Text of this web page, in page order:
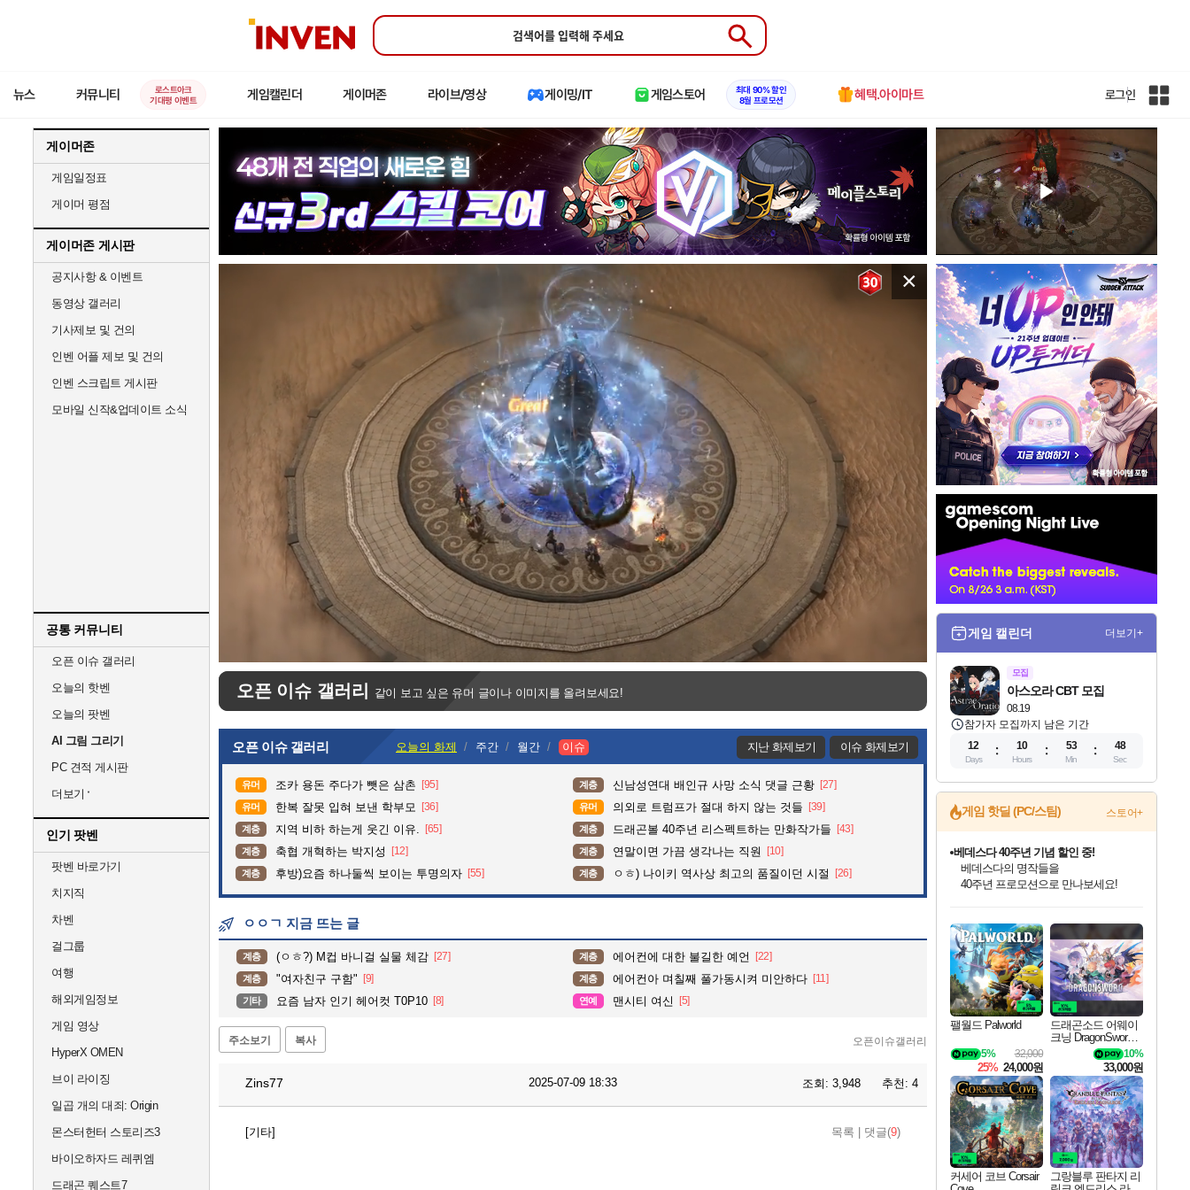
인
Submit
뉴스 커뮤니티
로스트아크
기대평 이벤트
게임캘린더 게이머존 라이브/영상 게이밍/IT 게임스토어
최대 90% 할인
8월 프로모션
혜택.아이마트 로그인
인
게이머존
게임일정표
게이머 평점
게이머존 게시판
공지사항 & 이벤트
동영상 갤러리
기사제보 및 건의
인벤 어플 제보 및 건의
인벤 스크립트 게시판
모바일 신작&업데이트 소식
공통 커뮤니티
오픈 이슈 갤러리
오늘의 핫벤
오늘의 팟벤
AI 그림 그리기
PC 견적 게시판
더보기
인기 팟벤
팟벤 바로가기
치지직
차벤
걸그룹
여행
해외게임정보
게임 영상
HyperX OMEN
브이 라이징
일곱 개의 대죄: Origin
몬스터헌터 스토리즈3
바이오하자드 레퀴엠
드래곤 퀘스트7
Loaded
0%
0%
×
오픈 이슈 갤러리 같이 보고 싶은 유머 글이나 이미지를 올려보세요!
오픈 이슈 갤러리 오늘의 화제 주간 월간 이슈 지난 화제보기 이슈 화제보기
유머 조카 용돈 주다가 뺏은 삼촌 [95] 계층 신남성연대 배인규 사망 소식 댓글 근황 [27]
유머 한복 잘못 입혀 보낸 학부모 [36] 유머 의외로 트럼프가 절대 하지 않는 것들 [39]
계층 지역 비하 하는게 웃긴 이유. [65] 계층 드래곤볼 40주년 리스펙트하는 만화작가들 [43]
계층 축협 개혁하는 박지성 [12] 계층 연말이면 가끔 생각나는 직원 [10]
계층 후방)요즘 하나둘씩 보이는 투명의자 [55] 계층 ㅇㅎ) 나이키 역사상 최고의 품질이던 시절 [26]
ㅇㅇㄱ 지금 뜨는 글
계층 (ㅇㅎ?) M컵 바니걸 실물 체감 [27] 계층 에어컨에 대한 불길한 예언 [22]
계층 "여자친구 구함" [9] 계층 에어컨아 며칠째 풀가동시켜 미안하다 [11]
기타 요즘 남자 인기 헤어컷 T0P10 [8] 연예 맨시티 여신 [5]
주소보기 복사 오픈이슈갤러리
Zins77 2025-07-09 18:33 조회: 3,948 추천: 4
[기타] 목록 댓글(9)
벤
게임 캘린더 더보기+
모집
08.19
아스오라 CBT 모집
참가자 모집까지 남은 기간
12
Days
10
Hours
53
Min
45
Sec
게임 핫딜 (PC/스팀) 스토어+
최대 90% 할인가를 만나보세요!
네이버혜택과 함께 만나보세요!
50%할인&추가 적립까지!
이니&베니 혜택까지!
네이버 혜택가와 함께 예약하세요!
할인&네이버혜택으로 만나보세요!
네이버페이 혜택과 만나보세요!
40주년 프로모션으로 만나보세요!
마블 투혼 파이팅 소울즈 예약 판매 중!
마블 히어로 총 출동&화려한 격투!
네이버 포인트 혜택까지!
할인가에 만나보세요!
일부 에디션 상시 할인!
혜택으로 예약 판매 중
편안하게 충전하세요
팰월드 Palworld
32,000
5%
25% 24,000원
드래곤소드 어웨이
크닝 DragonSword A
10%
33,000원
커세어 코브 Corsair
그랑블루 판타지 리